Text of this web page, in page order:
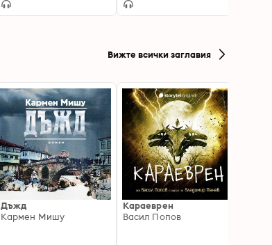
Вижте всички заглавия
Дъжд
Кармен Мишу
Караеврен
Васил Попов